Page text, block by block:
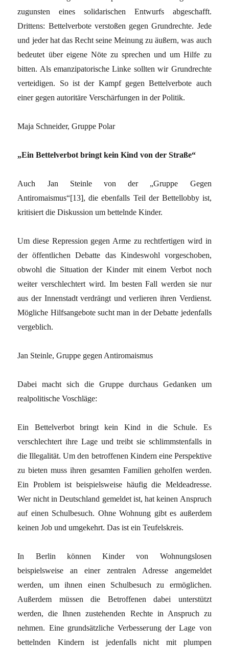
zugunsten eines solidarischen Entwurfs abgeschafft.
Drittens: Bettelverbote verstoßen gegen Grundrechte. Jede
und jeder hat das Recht seine Meinung zu äußern, was auch
bedeutet über eigene Nöte zu sprechen und um Hilfe zu
bitten. Als emanzipatorische Linke sollten wir Grundrechte
verteidigen. So ist der Kampf gegen Bettelverbote auch
einer gegen autoritäre Verschärfungen in der Politik.
Maja Schneider, Gruppe Polar
„Ein Bettelverbot bringt kein Kind von der Straße“
Auch Jan Steinle von der „Gruppe Gegen
Antiromaismus“[13], die ebenfalls Teil der Bettellobby ist,
kritisiert die Diskussion um bettelnde Kinder.
Um diese Repression gegen Arme zu rechtfertigen wird in
der öffentlichen Debatte das Kindeswohl vorgeschoben,
obwohl die Situation der Kinder mit einem Verbot noch
weiter verschlechtert wird. Im besten Fall werden sie nur
aus der Innenstadt verdrängt und verlieren ihren Verdienst.
Mögliche Hilfsangebote sucht man in der Debatte jedenfalls
vergeblich.
Jan Steinle, Gruppe gegen Antiromaismus
Dabei macht sich die Gruppe durchaus Gedanken um
realpolitische Voschläge:
Ein Bettelverbot bringt kein Kind in die Schule. Es
verschlechtert ihre Lage und treibt sie schlimmstenfalls in
die Illegalität. Um den betroffenen Kindern eine Perspektive
zu bieten muss ihren gesamten Familien geholfen werden.
Ein Problem ist beispielsweise häufig die Meldeadresse.
Wer nicht in Deutschland gemeldet ist, hat keinen Anspruch
auf einen Schulbesuch. Ohne Wohnung gibt es außerdem
keinen Job und umgekehrt. Das ist ein Teufelskreis.
In Berlin können Kinder von Wohnungslosen
beispielsweise an einer zentralen Adresse angemeldet
werden, um ihnen einen Schulbesuch zu ermöglichen.
Außerdem müssen die Betroffenen dabei unterstützt
werden, die Ihnen zustehenden Rechte in Anspruch zu
nehmen. Eine grundsätzliche Verbesserung der Lage von
bettelnden Kindern ist jedenfalls nicht mit plumpen